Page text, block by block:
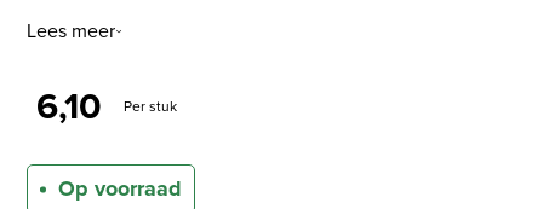
Lees meer
6,10 Per stuk
Op voorraad